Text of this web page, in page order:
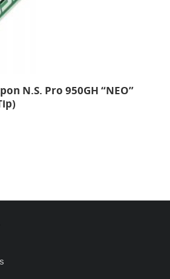
N.S. Pro 950GH “NEO”